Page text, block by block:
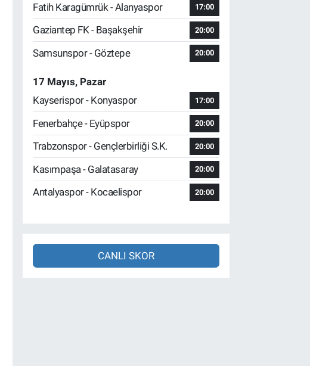
Fatih Karagümrük - Alanyaspor
17:00
Gaziantep FK - Başakşehir 20:00
Samsunspor - Göztepe 20:00
17 Mayıs, Pazar
Kayserispor - Konyaspor
17:00
Fenerbahçe - Eyüpspor 20:00
Trabzonspor - Gençlerbirliği S.K. 20:00
Kasımpaşa - Galatasaray 20:00
Antalyaspor - Kocaelispor 20:00
CANLI SKOR